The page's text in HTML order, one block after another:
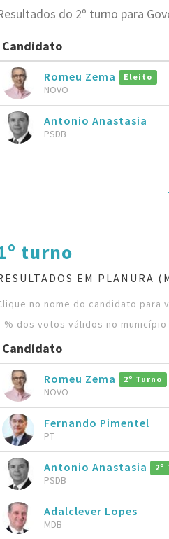
do 2º turno para
Candidato
Romeu Zema Eleito
NOVO
Antonio Anastasia
PSDB
turno
EM PLANURA
no nome do candidato
% dos votos válidos no município
Candidato
Romeu Zema 2º Turno
NOVO
Fernando Pimentel
PT
Antonio Anastasia 2º
PSDB
Adalclever Lopes
MDB